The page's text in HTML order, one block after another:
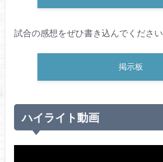
試合の感想をぜひ書き込んでください
掲示板
ハイライト動画